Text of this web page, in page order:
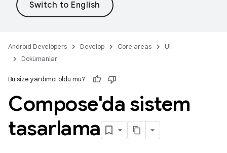
Android Developers Develop Core areas
UI
Dokümanlar
Bu size yardımcı oldu mu?
Compose'da sistem
tasarlama